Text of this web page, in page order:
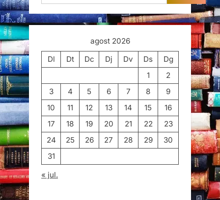
agost 2026
Dl
Dt Dc Dj Dv Ds
Dg
1
2
3
4 5 6 7 8
9
10
11 12 13 14 15
16
17
18 19 20 21 22
23
24
25 26 27 28 29
30
31
« jul.